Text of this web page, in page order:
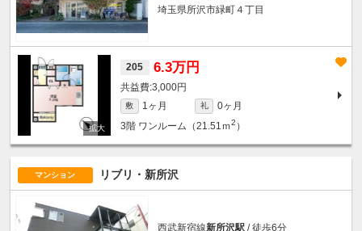
埼玉県所沢市緑町４丁目
205 6.3万円
3,000円
敷 1ヶ月 礼
0ヶ月
3階 ワンルーム（21.51ｍ2 ）
マンション リブリ・新所沢
西武新宿線新所沢駅 / 徒歩6分